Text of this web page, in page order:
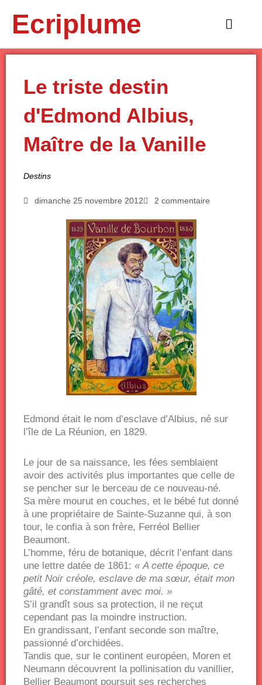
contenuEcriplume
Main
Le triste destin
d'Edmond Albius,
Maître de la Vanille
Destins
dimanche 25 novembre 2012 2 commentaire
Edmond était le nom d’esclave d’Albius, né sur
l’île de La Réunion, en 1829.
Le jour de sa naissance, les fées semblaient
avoir des activités plus importantes que celle de
se pencher sur le berceau de ce nouveau-né.
Sa mère mourut en couches, et le bébé fut donné
à une propriétaire de Sainte-Suzanne qui, à son
tour, le confia à son frère, Ferréol Bellier
Beaumont.
L’homme, féru de botanique, décrit l’enfant dans
une lettre datée de 1861: « A cette époque, ce
petit Noir créole, esclave de ma sœur, était mon
gâté, et constamment avec moi. »
S’il grandît sous sa protection, il ne reçut
cependant pas la moindre instruction.
En grandissant, l’enfant seconde son maître,
passionné d’orchidées.
Tandis que, sur le continent européen, Moren et
Neumann découvrent la pollinisation du vanillier,
Bellier Beaumont poursuit ses recherches